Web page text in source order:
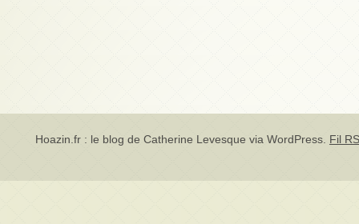
Hoazin.fr : le blog de Catherine Levesque via WordPress Fil